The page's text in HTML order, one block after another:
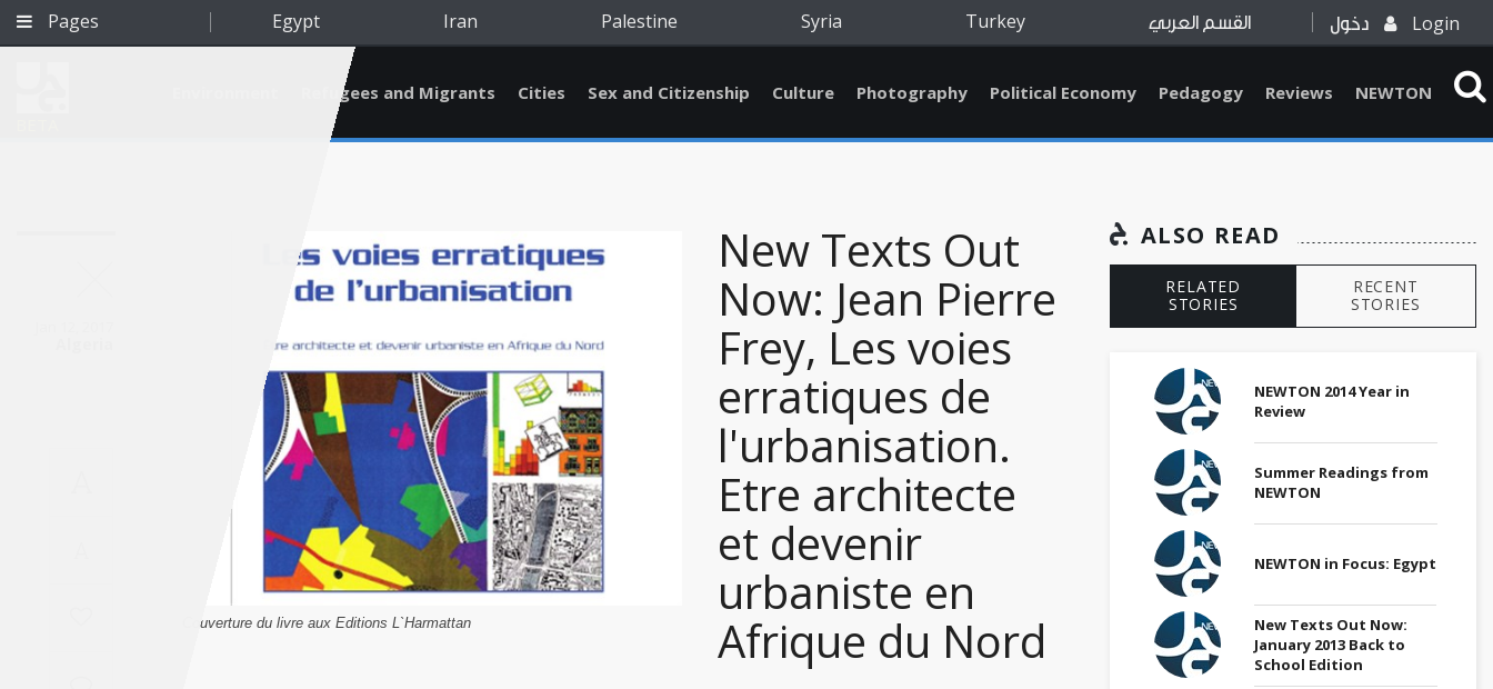
Pages Egypt Iran Palestine Syria Turkey القسم العربي دخول Login
Refugees and Migrants Cities Sex and Citizenship Culture Photography Political Economy Pedagogy Reviews NEWTON
Couverture du livre aux Editions L`Harmattan
New Texts Out
Now: Jean Pierre
Frey, Les voies
erratiques de
l'urbanisation.
Etre architecte
et devenir
urbaniste en
Afrique du Nord
ALSO READ
RELATED
STORIES
RECENT
STORIES
NEWTON 2014 Year in
Review
Summer Readings from
NEWTON
NEWTON in Focus: Egypt
New Texts Out Now:
January 2013 Back to
School Edition